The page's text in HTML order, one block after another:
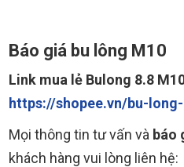
Báo giá bu lông M10
Link mua lẻ Bulong 8.8
https://shopee.vn/bu-
Mọi thông tin tư vấn và báo
khách hàng vui lòng liên hệ: